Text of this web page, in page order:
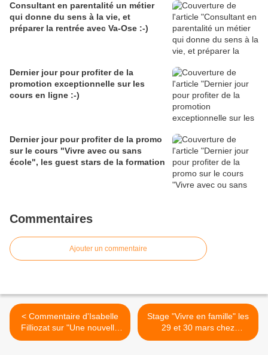
Consultant en parentalité un métier
qui donne du sens à la vie, et
préparer la rentrée avec Va-Ose :-)
Dernier jour pour profiter de la
promotion exceptionnelle sur les
cours en ligne :-)
Dernier jour pour profiter de la promo
sur le cours "Vivre avec ou sans
école", les guest stars de la formation
Commentaires
Ajouter un commentaire
< Commentaire d'Isabelle
Filliozat sur "Une nouvelle
autorité sans punition ni
Stage "Vivre en famille" les
29 et 30 mars chez
Symbioza à Lyon >